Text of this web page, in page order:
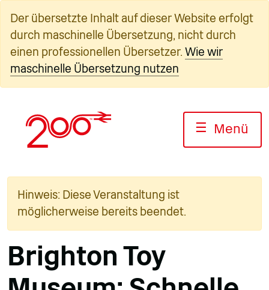
Inhalt
springen
Der übersetzte Inhalt auf dieser Website erfolgt
durch maschinelle Übersetzung, nicht durch
einen professionellen Übersetzer. Wie wir
maschinelle Übersetzung nutzen
☰ Menü
Hinweis: Diese Veranstaltung ist
möglicherweise bereits beendet.
Brighton Toy